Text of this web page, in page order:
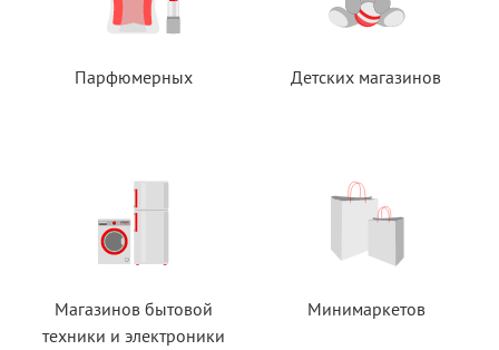
Парфюмерных Детских магазинов
Магазинов бытовой
техники и электроники
Минимаркетов